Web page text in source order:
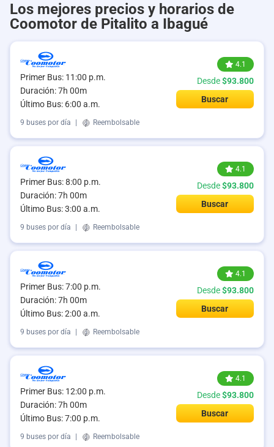
Los mejores precios y horarios de
Coomotor de Pitalito a Ibagué
Primer Bus: 11:00 p.m.
Duración: 7h 00m
Último Bus: 6:00 a.m.
4.1
Desde$93.800
Buscar
9 buses por día Reembolsable
Primer Bus: 8:00 p.m.
Duración: 7h 00m
Último Bus: 3:00 a.m.
4.1
Desde$93.800
Buscar
9 buses por día Reembolsable
Primer Bus: 7:00 p.m.
Duración: 7h 00m
Último Bus: 2:00 a.m.
4.1
Desde$93.800
Buscar
9 buses por día Reembolsable
Primer Bus: 12:00 p.m.
Duración: 7h 00m
Último Bus: 7:00 p.m.
4.1
Desde$93.800
Buscar
9 buses por día Reembolsable